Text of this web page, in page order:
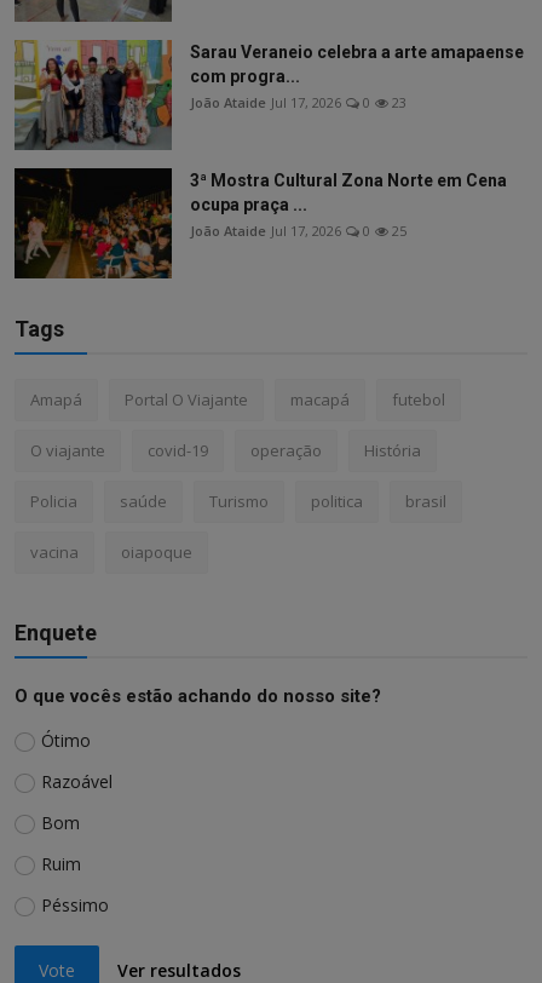
Sarau Veraneio celebra a arte amapaense
com progra...
João Ataide Jul 17, 2026 0 23
3ª Mostra Cultural Zona Norte em Cena
ocupa praça ...
João Ataide Jul 17, 2026 0 25
Tags
Amapá Portal O Viajante macapá futebol
O viajante covid-19 operação História
Policia saúde Turismo politica brasil
vacina oiapoque
Enquete
O que vocês estão achando do nosso site?
Ótimo
Razoável
Bom
Ruim
Péssimo
Vote Ver resultados